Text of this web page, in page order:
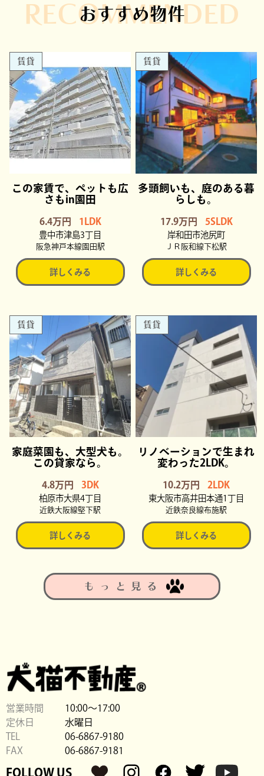
RECOMMENDED
おすすめ物件
賃貸
この家賃で、ペットも広
さもin園田
6.4万円 1LDK
豊中市津島3丁目
阪急神戸本線園田駅
詳しくみる
賃貸
多頭飼いも、庭のある暮
らしも。
17.9万円 5SLDK
岸和田市池尻町
ＪＲ阪和線下松駅
詳しくみる
賃貸
家庭菜園も、大型犬も。
この貸家なら。
4.8万円 3DK
柏原市大県4丁目
近鉄大阪線堅下駅
詳しくみる
賃貸
リノベーションで生まれ
変わった2LDK。
10.2万円 2LDK
東大阪市高井田本通1丁目
近鉄奈良線布施駅
詳しくみる
もっと見る
営業時間
10:00〜17:00
定休日
水曜日
TEL
06-6867-9180
FAX
06-6867-9181
FOLLOW US